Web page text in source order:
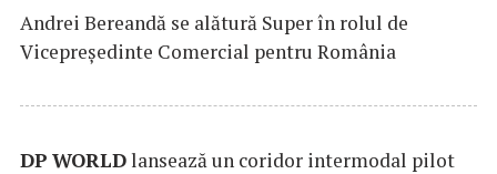
Andrei Bereandă se alătură Super în rolul de
Vicepreședinte Comercial pentru România
DP WORLDlansează un coridor intermodal pilot